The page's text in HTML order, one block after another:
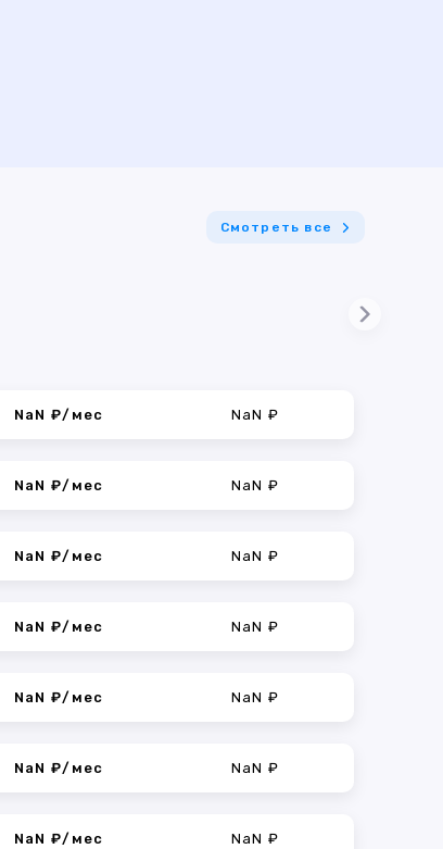
Смотреть все
NaN ₽/мес NaN ₽
NaN ₽/мес NaN ₽
NaN ₽/мес NaN ₽
NaN ₽/мес NaN ₽
NaN ₽/мес NaN ₽
NaN ₽/мес NaN ₽
NaN ₽/мес NaN ₽